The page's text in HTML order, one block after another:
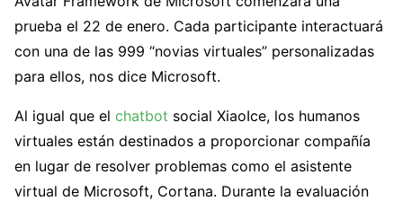
prueba el 22 de enero. Cada participante interactuará
con una de las 999 “novias virtuales” personalizadas
para ellos, nos dice Microsoft.
Al igual que el chatbot social XiaoIce, los humanos
virtuales están destinados a proporcionar compañía
en lugar de resolver problemas como el asistente
virtual de Microsoft, Cortana. Durante la evaluación